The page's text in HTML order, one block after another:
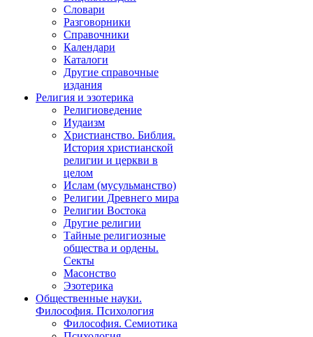
Словари
Разговорники
Справочники
Календари
Каталоги
Другие справочные
издания
Религия и эзотерика
Религиоведение
Иудаизм
Христианство. Библия.
История христианской
религии и церкви в
целом
Ислам (мусульманство)
Религии Древнего мира
Религии Востока
Другие религии
Тайные религиозные
общества и ордены.
Секты
Масонство
Эзотерика
Общественные науки.
Философия. Психология
Философия. Семиотика